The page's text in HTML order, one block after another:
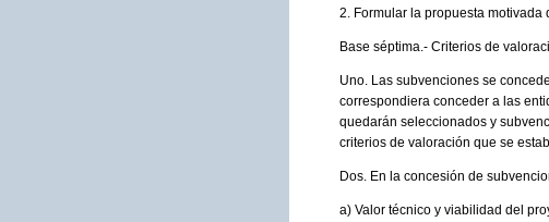
2. Formular la propuesta
Base séptima.- Criterios de
Uno. Las subvenciones se
correspondiera conceder a las
quedarán seleccionados y
criterios de valoración que se
Dos. En la concesión de
a) Valor técnico y viabilidad del